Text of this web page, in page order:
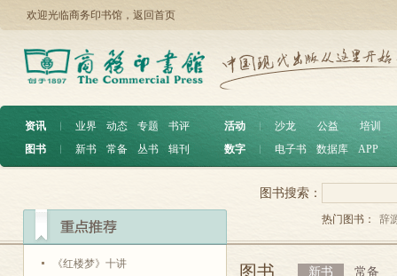
欢迎光临商务印书馆， 返回首页
资讯 ︱ 业界 动态 专题
书评
图书
︱ 新书 常备 丛书 辑刊
活动 沙龙 公益
培训
数字
电子书 数据库 APP
《红楼梦》十讲
图书搜索：
热门图书： 辞
图书 新书 常备